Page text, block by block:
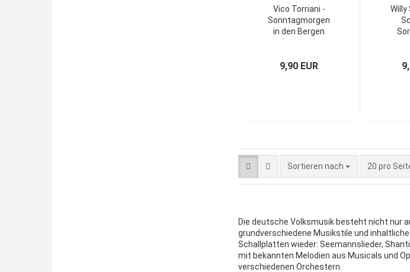
Vico Torriani -
Sonntagmorgen
in den Bergen
9,90 EUR
Willy
Sortieren nach 20 pro
Die deutsche Volksmusik besteht nicht nur
grundverschiedene Musikstile und
Schallplatten wieder: Seemannslieder,
mit bekannten Melodien aus Musicals und
verschiedenen Orchestern.